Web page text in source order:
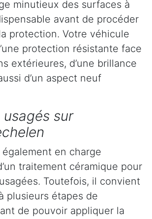
minutieux des surfaces à
avant de procéder
protection. Votre véhicule
protection résistante face
extérieures, d’une brillance
d’un aspect neuf
usagés sur
en charge
traitement céramique pour
Toutefois, il convient
plusieurs étapes de
de pouvoir appliquer la